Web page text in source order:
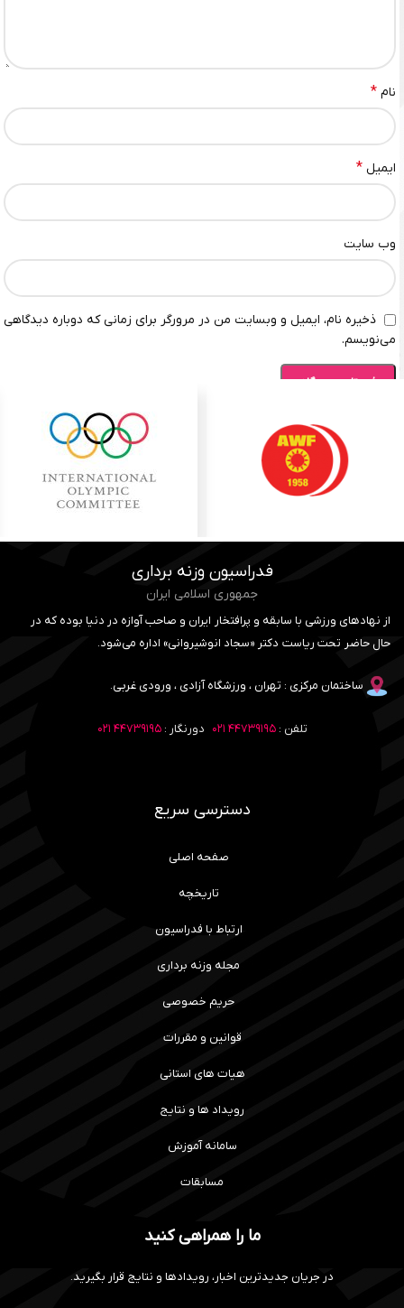
نام *
ایمیل *
وب‌ سایت
ذخیره نام، ایمیل و وبسایت من در مرورگر برای زمانی که دوباره دیدگاهی
می‌نویسم.
فدراسیون وزنه برداری
جمهوری اسلامی ایران
از نهادهای ورزشی با سابقه و پرافتخار ایران و صاحب آوازه در دنیا بوده که در
حال حاضر تحت ریاست دکتر «سجاد انوشیروانی» اداره می‌شود.
ساختمان مرکزی : تهران ، ورزشگاه آزادی ، ورودی غربی.
تلفن :۴۴۷۳۹۱۹۵ ۰۲۱ دورنگار :۴۴۷۳۹۱۹۵ ۰۲۱
دسترسی سریع
صفحه اصلی
تاریخچه
ارتباط با فدراسیون
مجله وزنه برداری
حریم خصوصی
قوانین و مقررات
هیات های استانی
رویداد ها و نتایج
سامانه آموزش
مسابقات
ما را همراهی کنید
در جریان جدیدترین اخبار، رویدادها و نتایج قرار بگیرید.